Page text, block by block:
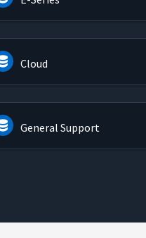
Cloud
General Support